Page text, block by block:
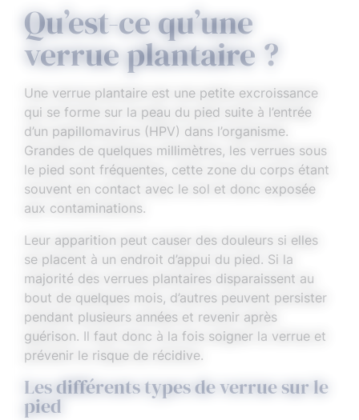
Qu’est-ce qu’une
verrue plantaire ?
Une verrue plantaire est une petite excroissance
qui se forme sur la peau du pied suite à l’entrée
d’un papillomavirus (HPV) dans l’organisme.
Grandes de quelques millimètres, les verrues sous
le pied sont fréquentes, cette zone du corps étant
souvent en contact avec le sol et donc exposée
aux contaminations.
Leur apparition peut causer des douleurs si elles
se placent à un endroit d’appui du pied. Si la
majorité des verrues plantaires disparaissent au
bout de quelques mois, d’autres peuvent persister
pendant plusieurs années et revenir après
guérison. Il faut donc à la fois soigner la verrue et
prévenir le risque de récidive.
Les différents types de verrue sur le
pied